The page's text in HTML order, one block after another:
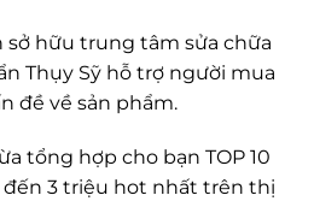
sở hữu trung tâm sửa chữa
Thụy Sỹ hỗ trợ người mua
đề về sản phẩm.
tổng hợp cho bạn TOP 10
3 triệu hot nhất trên thị